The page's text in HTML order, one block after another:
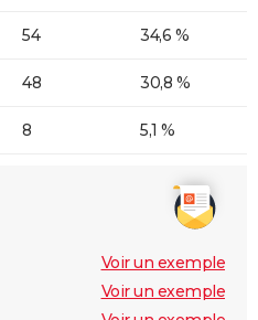
54 34,6 %
48 30,8 %
8 5,1 %
Voir un exemple
Voir un exemple